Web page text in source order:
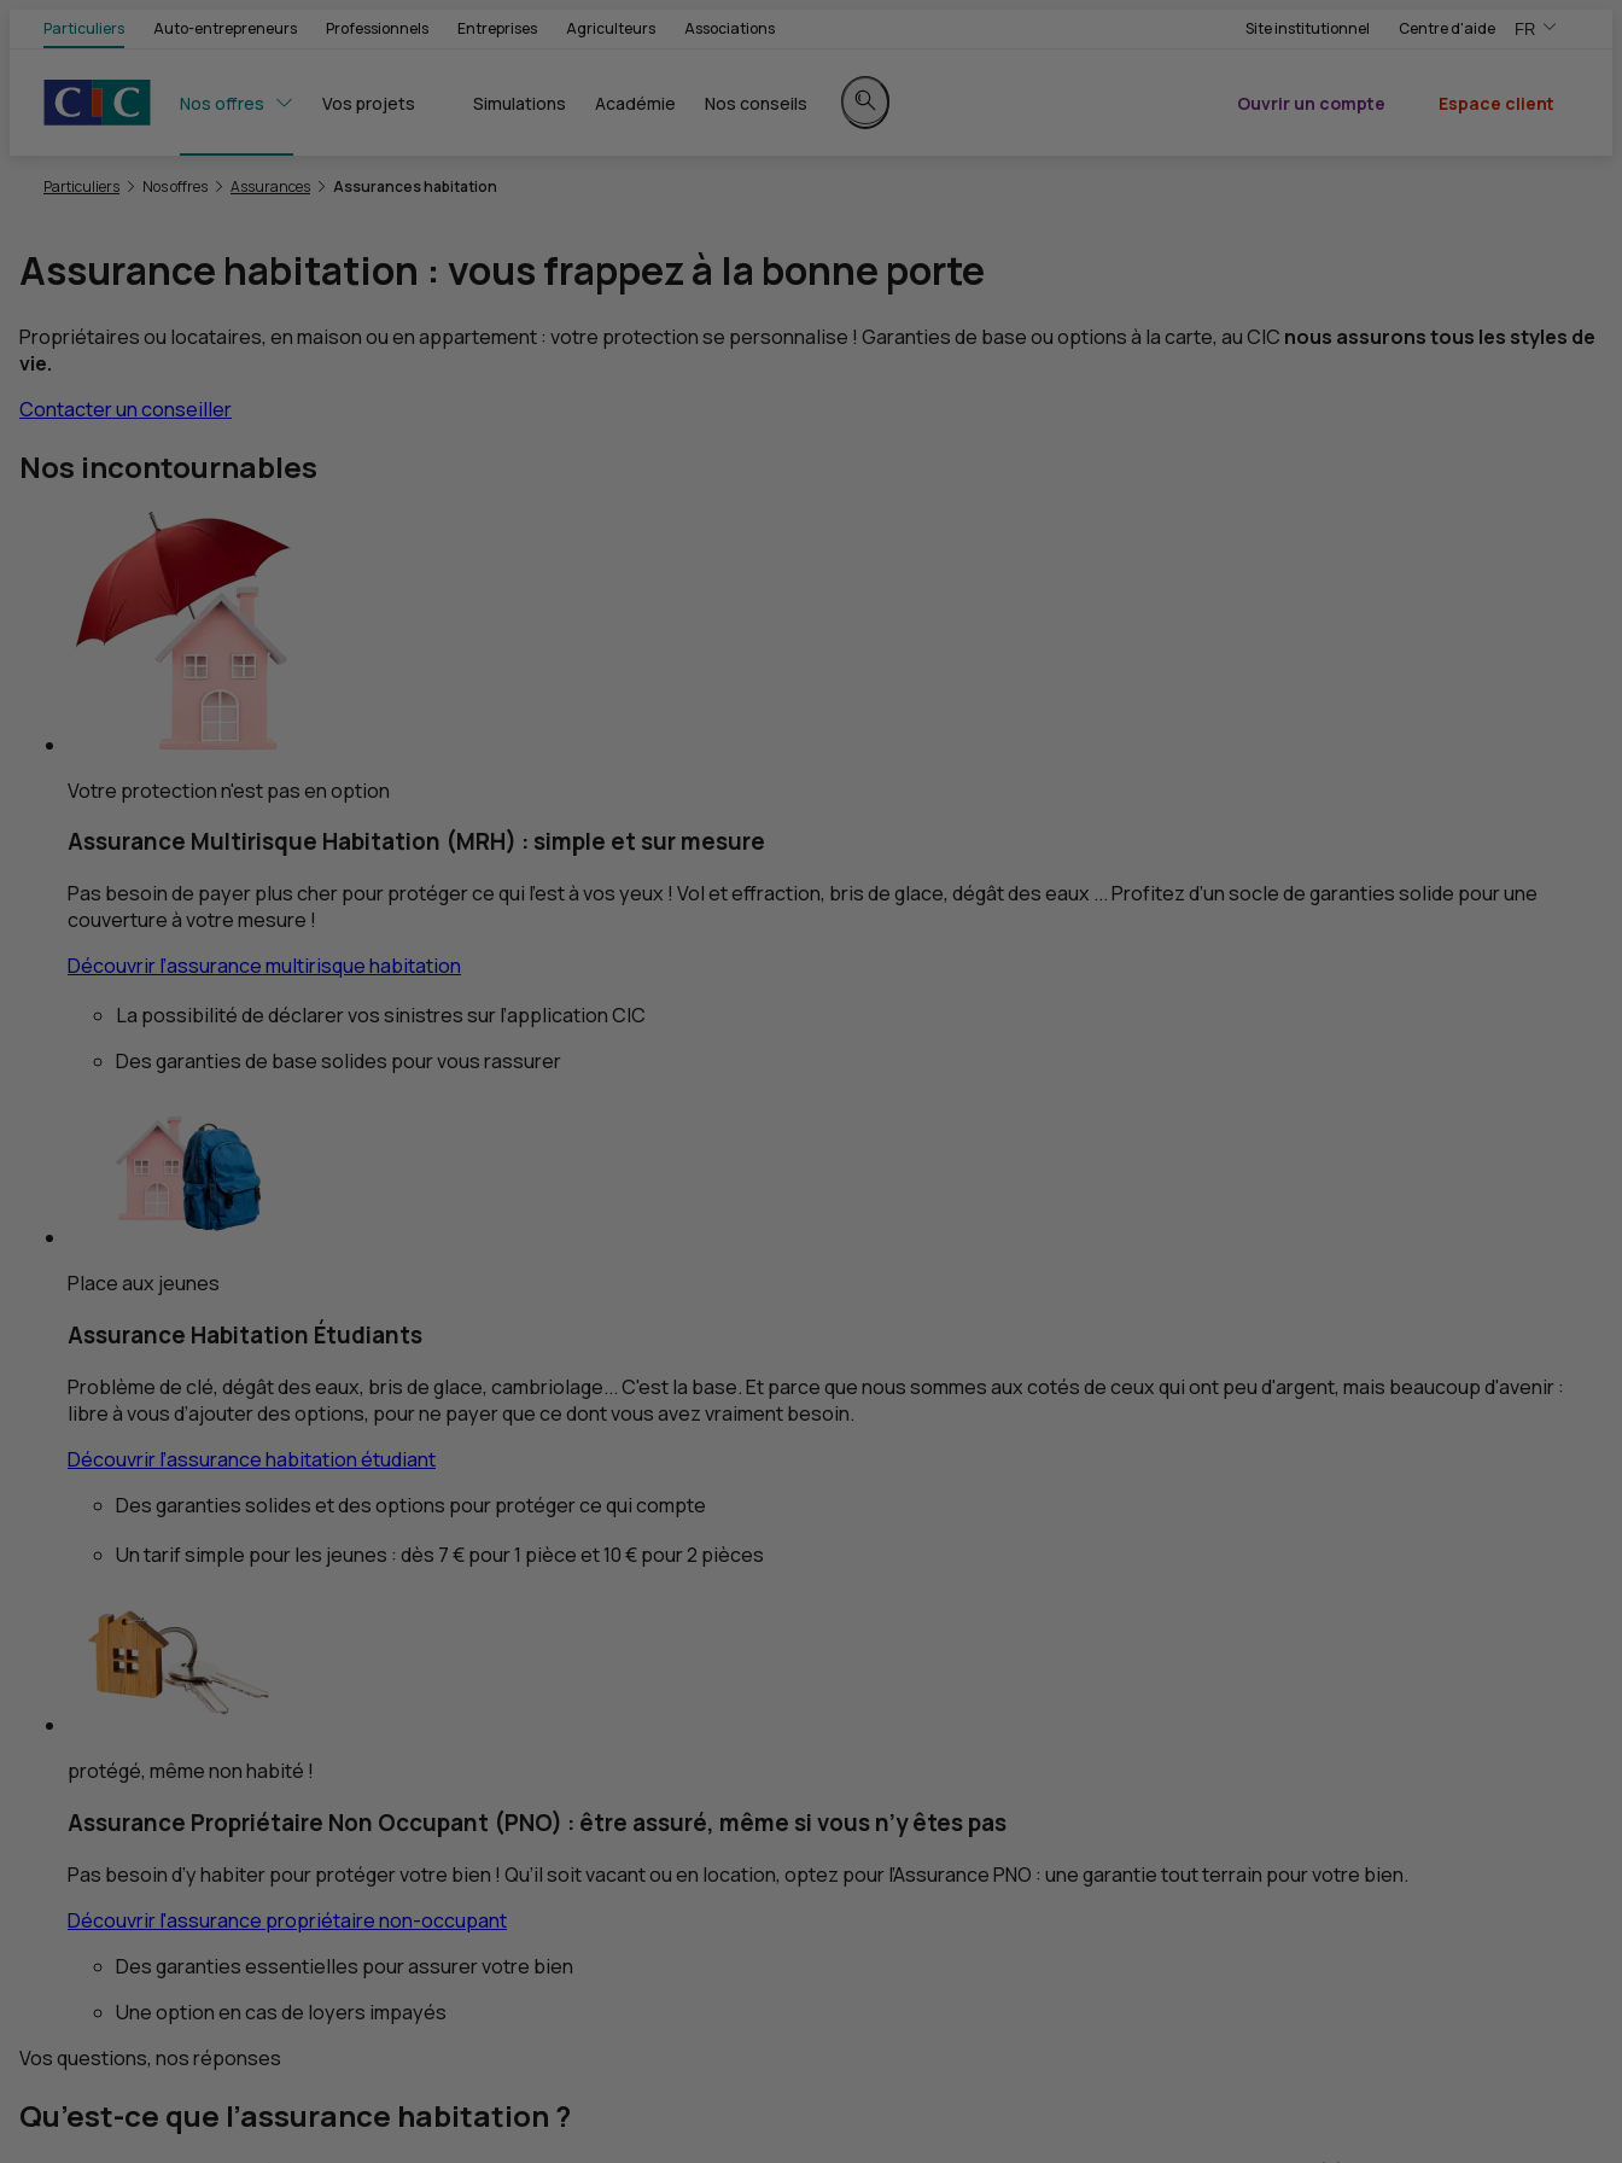
Particuliers Auto-entrepreneurs Professionnels Entreprises Agriculteurs Associations Site institutionnel Centre d'aide FR
,Version
,Changer de
Nos offres Vos projets Simulations Académie Nos conseils
Rechercher sur le site
Ouvrir un compte
Espace client
Particuliers Nos offres Assurances Assurances habitation
Assurance habitation : vous frappez à la bonne porte
Propriétaires ou locataires, en maison ou en appartement : votre protection se personnalise ! Garanties de base ou options à la carte, auCIC nous assurons tous les styles de
vie.
Contacter un conseiller
Nos incontournables
Votre protection n'est pas en option
Assurance Multirisque Habitation (MRH) : simple et sur mesure
Pas besoin de payer plus cher pour protéger ce qui l’est à vos yeux ! Vol et effraction, bris de glace, dégât des eaux ... Profitez d’un socle de garanties solide pour une
couverture à votre mesure !
Découvrir l’assurance multirisque habitation
La possibilité de déclarer vos sinistres sur l’applicationCIC
Des garanties de base solides pour vous rassurer
Place aux jeunes
Assurance Habitation Étudiants
Problème de clé, dégât des eaux, bris de glace, cambriolage... C'est la base. Et parce que nous sommes aux cotés de ceux qui ont peu d'argent, mais beaucoup d'avenir :
libre à vous d’ajouter des options, pour ne payer que ce dont vous avez vraiment besoin.
Découvrir l’assurance habitation étudiant
Des garanties solides et des options pour protéger ce qui compte
Un tarif simple pour les jeunes : dès 7 €pour 1 pièce et 10 €pour 2 pièces
protégé, même non habité !
Assurance Propriétaire Non Occupant (PNO) : être assuré, même si vous n’y êtes pas
Pas besoin d’y habiter pour protéger votre bien ! Qu’il soit vacant ou en location, optez pour l’Assurance PNO : une garantie tout terrain pour votre bien.
Découvrir l'assurance propriétaire non-occupant
Des garanties essentielles pour assurer votre bien
Une option en cas de loyers impayés
Vos questions, nos réponses
Qu’est-ce que l’assurance habitation ?